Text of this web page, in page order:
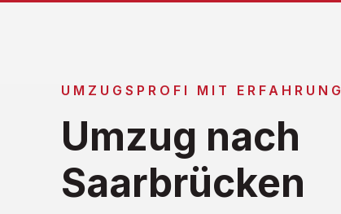
UMZUGSPROFI MIT ERFAHRUNG
Umzug nach
Saarbrücken